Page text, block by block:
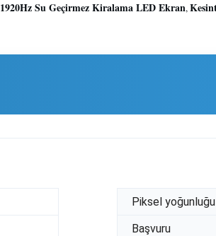
1920Hz Su Geçirmez Kiralama LED Ekran,
Piksel yoğunluğu
Başvuru